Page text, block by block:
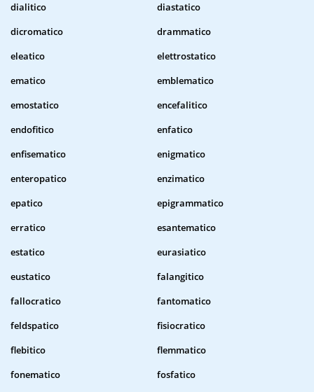
dialitico
diastatico
dicromatico
drammatico
eleatico
elettrostatico
ematico
emblematico
emostatico
encefalitico
endofitico
enfatico
enfisematico
enigmatico
enteropatico
enzimatico
epatico
epigrammatico
erratico
esantematico
estatico
eurasiatico
eustatico
falangitico
fallocratico
fantomatico
feldspatico
fisiocratico
flebitico
flemmatico
fonematico
fosfatico